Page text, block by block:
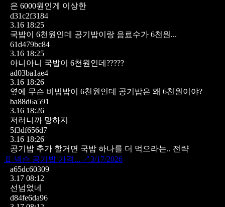
은 6000원인게 이상한
d31c2f3184
3.16 18:25
국밥이 6천원인데 공기밥이랑 음료수가 6천원...
61d479bc84
3.16 18:25
아니아니 국밥이 6천원인데?????
ad03ba1ae4
3.16 18:26
옆에 무슨 비빔밥이 6천원인데 공기밥은 왜 6천원이야?
ba88d6a591
3.16 18:26
저러니까 망하지
5f3df656d7
3.16 18:26
공기밥 추가 할거면 국밥 하나를 더 먹으라는.. 전략
📄 넥슨 공기밥 가격... ↗3/17/2026
a65dc60309
3.17 08:12
선넘었네
d84fe6da96